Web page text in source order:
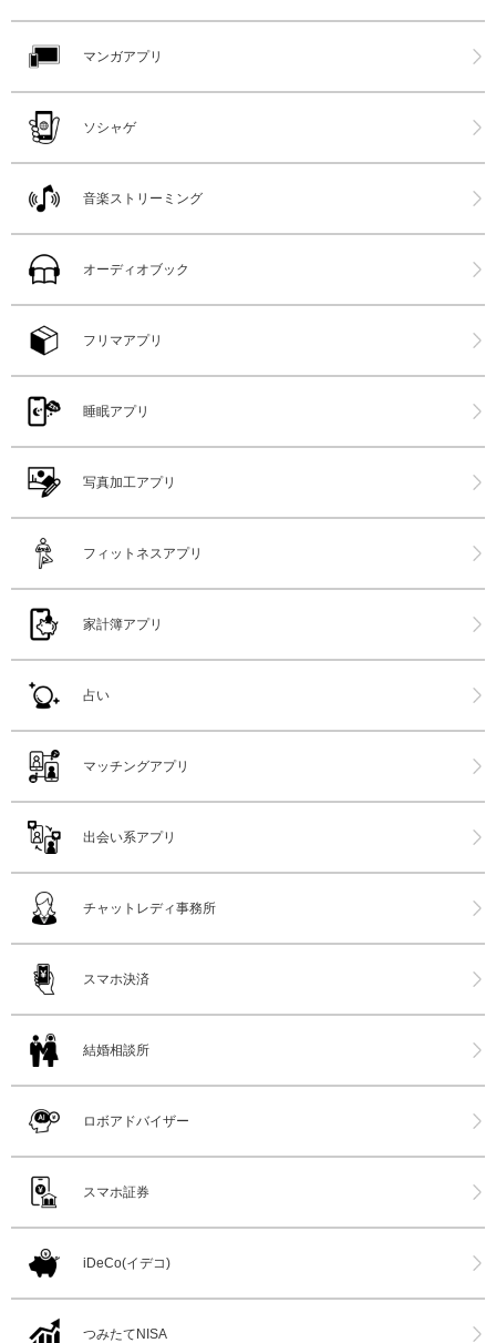
マンガアプリ
ソシャゲ
音楽ストリーミング
オーディオブック
フリマアプリ
睡眠アプリ
写真加工アプリ
フィットネスアプリ
家計簿アプリ
占い
マッチングアプリ
出会い系アプリ
チャットレディ事務所
スマホ決済
結婚相談所
ロボアドバイザー
スマホ証券
iDeCo(イデコ)
つみたてNISA